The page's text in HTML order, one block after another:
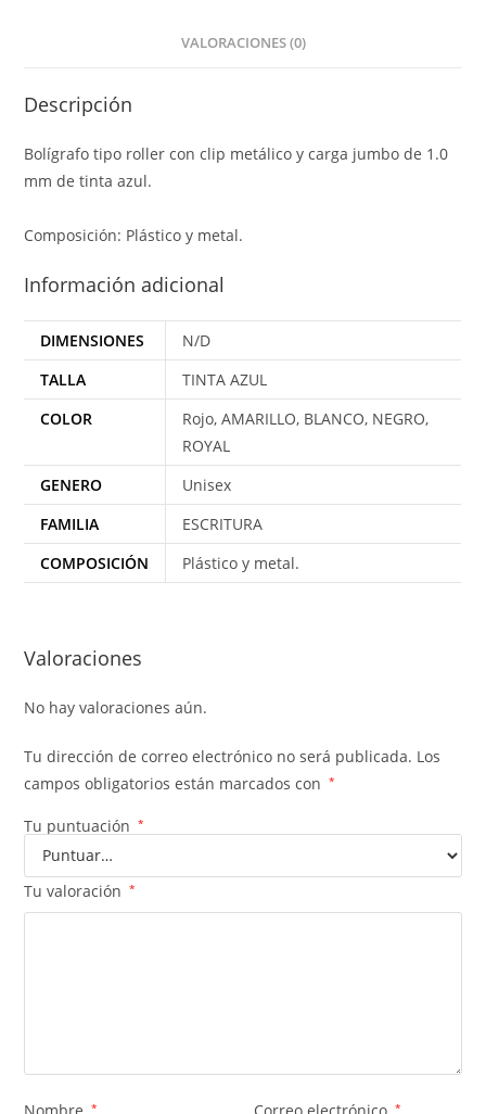
VALORACIONES (0)
Descripción
Bolígrafo tipo roller con clip metálico y carga jumbo de 1.0
mm de tinta azul.
Composición: Plástico y metal.
Información adicional
DIMENSIONES
N/D
TALLA
TINTA AZUL
COLOR
Rojo, AMARILLO, BLANCO, NEGRO,
ROYAL
GENERO
Unisex
FAMILIA
ESCRITURA
COMPOSICIÓN
Plástico y metal.
Valoraciones
No hay valoraciones aún.
Tu dirección de correo electrónico no será publicada. Los
campos obligatorios están marcados con
*
Tu puntuación *
Tu valoración *
Nombre * Correo electrónico *